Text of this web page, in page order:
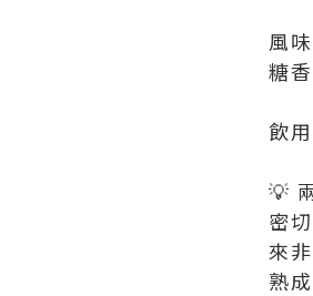
風
糖
飲
💡
密
來
熟